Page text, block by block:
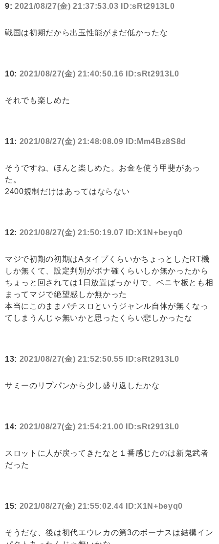
9: 2021/08/27(金) 21:37:53.03 ID:sRt2913L0
戦国は初期だから出玉性能がまだ低かったな
10: 2021/08/27(金) 21:40:50.16 ID:sRt2913L0
それでも楽しめた
11: 2021/08/27(金) 21:48:08.09 ID:Mm4Bz8S8d
そうですね、ほんと楽しめた。お金を使う甲斐があっ
た。
2400規制だけはあってはならない
12: 2021/08/27(金) 21:50:19.07 ID:X1N+beyq0
マジで初期の初期はAタイプくらいかちょっとしたRT機
しか無くて、設定判別がボナ確くらいしか無かったから
ちょっと回されては1日放置ばっかりで、ベニヤ板とも相
まってマジで絶望感しか無かった
本当にこのままパチスロというジャンル自体が無くなっ
てしまうんじゃ無いかと思ったくらい悲しかったな
13: 2021/08/27(金) 21:52:50.55 ID:sRt2913L0
サミーのリプパンから少し盛り返したかな
14: 2021/08/27(金) 21:54:21.00 ID:sRt2913L0
スロットに人が戻ってきたなと１番感じたのは新鬼武者
だった
15: 2021/08/27(金) 21:55:02.44 ID:X1N+beyq0
そうだな、後は初代エウレカの第3のボーナスは結構イン